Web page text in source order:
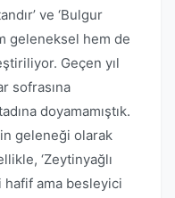
ve ‘Bulgur
geleneksel hem de
Geçen yıl
sofrasına
doyamamıştık.
geleneği olarak
‘Zeytinyağlı
hafif ama besleyici